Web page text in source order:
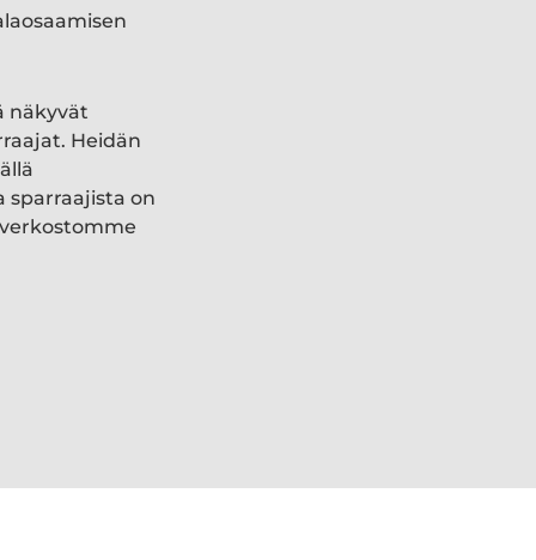
näkyvät
Heidän
sparraajista on